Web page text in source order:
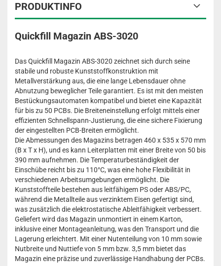
PRODUKTINFO
Quickfill Magazin ABS-3020
Das Quickfill Magazin ABS-3020 zeichnet sich durch seine
stabile und robuste Kunststoffkonstruktion mit
Metallverstärkung aus, die eine lange Lebensdauer ohne
Abnutzung beweglicher Teile garantiert. Es ist mit den meisten
Bestückungsautomaten kompatibel und bietet eine Kapazität
für bis zu 50 PCBs. Die Breiteneinstellung erfolgt mittels einer
effizienten Schnellspann-Justierung, die eine sichere Fixierung
der eingestellten PCB-Breiten ermöglicht.
Die Abmessungen des Magazins betragen 460 x 535 x 570 mm
(B x T x H), und es kann Leiterplatten mit einer Breite von 50 bis
390 mm aufnehmen. Die Temperaturbeständigkeit der
Einschübe reicht bis zu 110°C, was eine hohe Flexibilität in
verschiedenen Arbeitsumgebungen ermöglicht. Die
Kunststoffteile bestehen aus leitfähigem PS oder ABS/PC,
während die Metallteile aus verzinktem Eisen gefertigt sind,
was zusätzlich die elektrostatische Ableitfähigkeit verbessert.
Geliefert wird das Magazin unmontiert in einem Karton,
inklusive einer Montageanleitung, was den Transport und die
Lagerung erleichtert. Mit einer Nutenteilung von 10 mm sowie
Nutbreite und Nuttiefe von 5 mm bzw. 3,5 mm bietet das
Magazin eine präzise und zuverlässige Handhabung der PCBs.